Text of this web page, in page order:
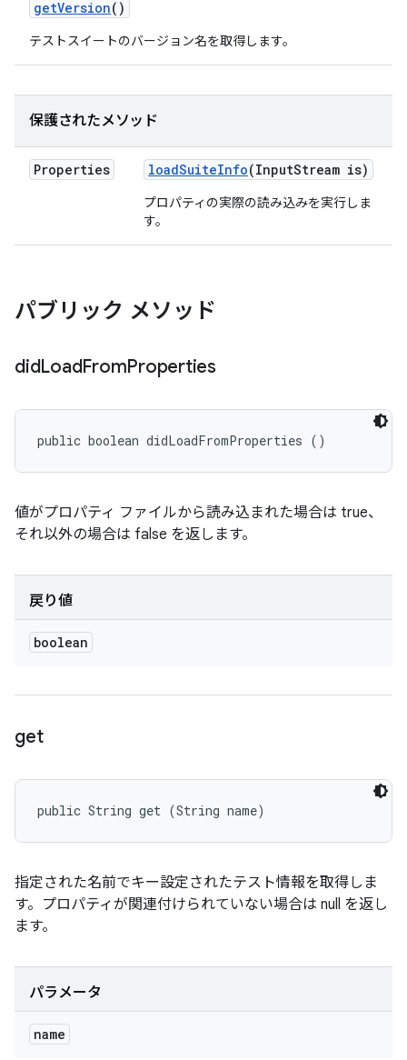
getVersion()
テストスイートのバージョン名を取得します。
保護されたメソッド
Properties loadSuiteInfo(InputStream is)
プロパティの実際の読み込みを実行しま
す。
パブリック メソッド
didLoadFromProperties
public boolean didLoadFromProperties ()
値がプロパティ ファイルから読み込まれた場合は true、
それ以外の場合は false を返します。
戻り値
boolean
get
public String get (String name)
指定された名前でキー設定されたテスト情報を取得しま
す。プロパティが関連付けられていない場合は null を返し
ます。
パラメータ
name